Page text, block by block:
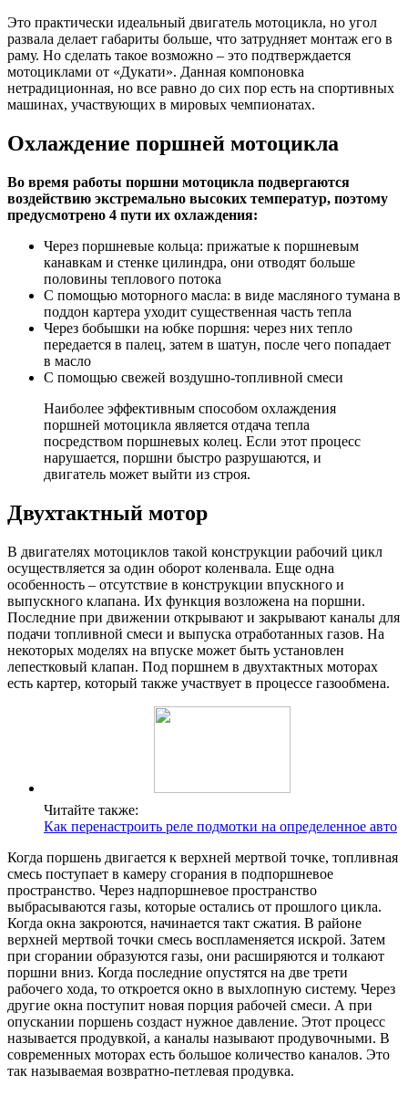
Это практически идеальный двигатель мотоцикла, но угол
развала делает габариты больше, что затрудняет монтаж его в
раму. Но сделать такое возможно – это подтверждается
мотоциклами от «Дукати». Данная компоновка
нетрадиционная, но все равно до сих пор есть на спортивных
машинах, участвующих в мировых чемпионатах.
Охлаждение поршней мотоцикла
Во время работы поршни мотоцикла подвергаются
воздействию экстремально высоких температур, поэтому
предусмотрено 4 пути их охлаждения:
Через поршневые кольца: прижатые к поршневым
канавкам и стенке цилиндра, они отводят больше
половины теплового потока
С помощью моторного масла: в виде масляного тумана в
поддон картера уходит существенная часть тепла
Через бобышки на юбке поршня: через них тепло
передается в палец, затем в шатун, после чего попадает
в масло
С помощью свежей воздушно-топливной смеси
Наиболее эффективным способом охлаждения
поршней мотоцикла является отдача тепла
посредством поршневых колец. Если этот процесс
нарушается, поршни быстро разрушаются, и
двигатель может выйти из строя.
Двухтактный мотор
В двигателях мотоциклов такой конструкции рабочий цикл
осуществляется за один оборот коленвала. Еще одна
особенность – отсутствие в конструкции впускного и
выпускного клапана. Их функция возложена на поршни.
Последние при движении открывают и закрывают каналы для
подачи топливной смеси и выпуска отработанных газов. На
некоторых моделях на впуске может быть установлен
лепестковый клапан. Под поршнем в двухтактных моторах
есть картер, который также участвует в процессе газообмена.
Читайте также:
Как перенастроить реле подмотки на определенное авто
Когда поршень двигается к верхней мертвой точке, топливная
смесь поступает в камеру сгорания в подпоршневое
пространство. Через надпоршневое пространство
выбрасываются газы, которые остались от прошлого цикла.
Когда окна закроются, начинается такт сжатия. В районе
верхней мертвой точки смесь воспламеняется искрой. Затем
при сгорании образуются газы, они расширяются и толкают
поршни вниз. Когда последние опустятся на две трети
рабочего хода, то откроется окно в выхлопную систему. Через
другие окна поступит новая порция рабочей смеси. А при
опускании поршень создаст нужное давление. Этот процесс
называется продувкой, а каналы называют продувочными. В
современных моторах есть большое количество каналов. Это
так называемая возвратно-петлевая продувка.